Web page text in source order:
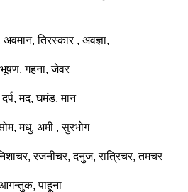
तिरस्कार , अवज्ञा,
गहना, जेवर
मद, घमंड, मान
मधु, अमी , सुरभोग
रजनीचर, दनुज, रात्रिचर, तमचर
पाहूना